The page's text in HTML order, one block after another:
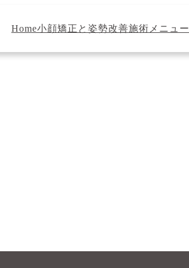
Home小顔矯正と姿勢改善施術メニュー